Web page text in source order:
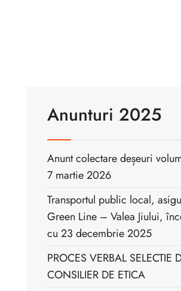
Anunturi 2025
Anunt colectare deșeuri
7 martie 2026
Transportul public local,
Green Line – Valea Jiului,
cu 23 decembrie 2025
PROCES VERBAL SELECTIE
CONSILIER DE ETICA